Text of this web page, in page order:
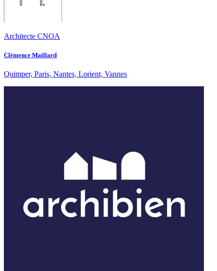
Architecte CNOA
Clémence Maillard
Quimper, Paris, Nantes, Lorient, Vannes